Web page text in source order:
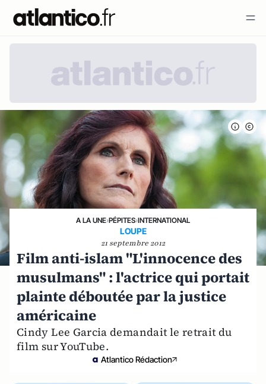
A LA UNE›PÉPITES›INTERNATIONAL
LOUPE
21 septembre 2012
Film anti-islam "L'innocence des
musulmans" : l'actrice qui portait
plainte déboutée par la justice
américaine
Cindy Lee Garcia demandait le retrait du
film sur YouTube.
Atlantico Rédaction